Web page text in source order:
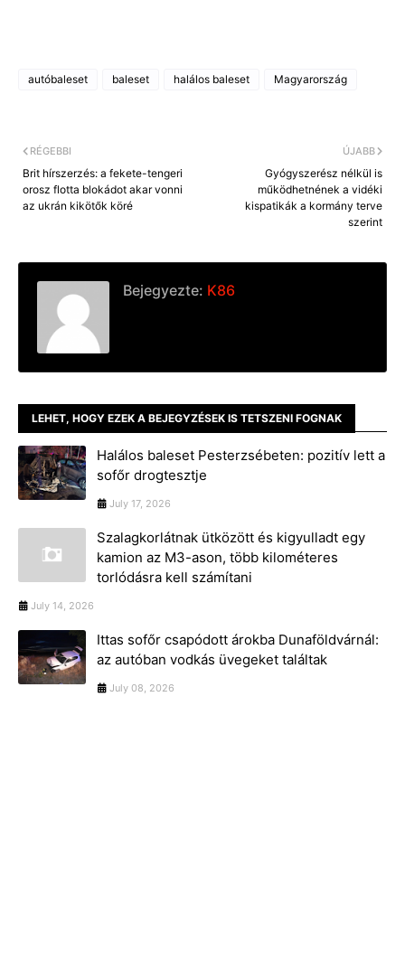
autóbaleset baleset halálos baleset Magyarország
ÚJABB
Gyógyszerész nélkül is
működhetnének a vidéki
kispatikák a kormány terve
szerint
RÉGEBBI
Brit hírszerzés: a fekete-tengeri
orosz flotta blokádot akar vonni
az ukrán kikötők köré
Bejegyezte: K86
LEHET, HOGY EZEK A BEJEGYZÉSEK IS TETSZENI FOGNAK
Halálos baleset Pesterzsébeten: pozitív lett a
sofőr drogtesztje
July 17, 2026
Szalagkorlátnak ütközött és kigyulladt egy
kamion az M3-ason, több kilométeres
torlódásra kell számítani
July 14, 2026
Ittas sofőr csapódott árokba Dunaföldvárnál:
az autóban vodkás üvegeket találtak
July 08, 2026